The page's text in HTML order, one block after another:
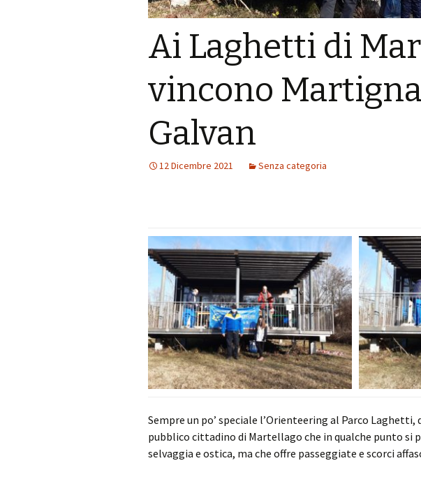
Ai Laghetti di
vincono
Galvan
12 Dicembre 2021 Senza categoria
Sempre un po’ speciale l’Orienteering al Parco Laghetti,
pubblico cittadino di Martellago che in qualche punto si
selvaggia e ostica, ma che offre passeggiate e scorci